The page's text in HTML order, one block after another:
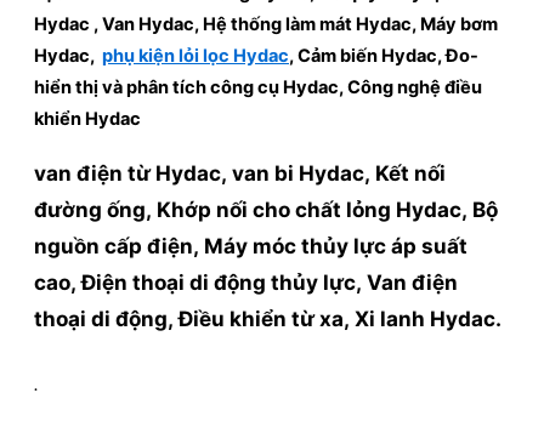
Hydac , Van Hydac, Hệ thống làm mát Hydac, Máy bơm
Hydac, phụ kiện lỏi lọc Hydac, Cảm biến Hydac, Đo-
hiển thị và phân tích công cụ Hydac, Công nghệ điều
khiển Hydac
van điện từHydac, van bi Hydac, Kết nối
đường ống, Khớp nối cho chất lỏng Hydac, Bộ
nguồn cấp điện, Máy móc thủy lực áp suất
cao, Điện thoại di động thủy lực, Van điện
thoại di động, Điều khiển từ xa, Xi lanh Hydac.
.